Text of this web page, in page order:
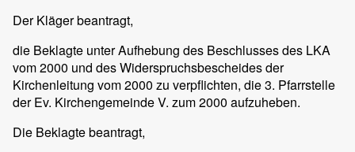
Der Kläger beantragt,
die Beklagte unter Aufhebung des Beschlusses des LKA
vom 2000 und des Widerspruchsbescheides der
Kirchenleitung vom 2000 zu verpflichten, die 3. Pfarrstelle
der Ev. Kirchengemeinde V. zum 2000 aufzuheben.
Die Beklagte beantragt,